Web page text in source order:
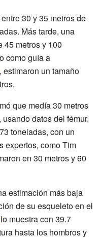
30 y 35 metros de
Más tarde, una
45 metros y 100
como guía a
, estimaron un tamaño
que medía 30 metros
datos del fémur,
toneladas, con un
expertos, como Tim
en 30 metros y 60
estimación más baja
de su esqueleto en el
lo muestra con 39.7
hasta los hombros y